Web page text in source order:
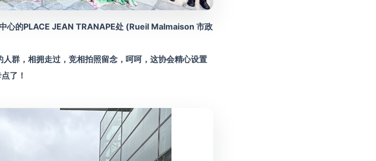
心的PLACE JEAN TRANAPE处 (Rueil Malmaison 市政
人群，相拥走过，竞相拍照留念，呵呵，这协会精心设置
了！